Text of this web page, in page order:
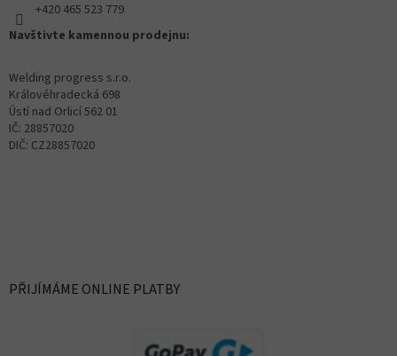
+420 465 523 779
Navštivte kamennou prodejnu:
Welding progress s.r.o.
Královéhradecká 698
Ústí nad Orlicí 562 01
IČ: 28857020
DIČ: CZ28857020
PŘIJÍMÁME ONLINE PLATBY